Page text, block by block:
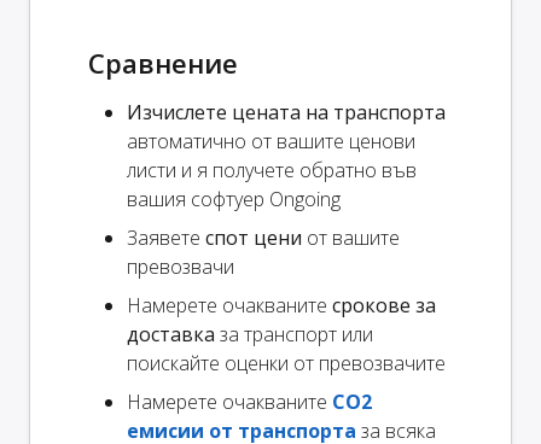
Сравнение
Изчислете цената на транспорта
автоматично от вашите ценови
листи и я получете обратно във
вашия софтуер Ongoing
Заявете спот цени от вашите
превозвачи
Намерете очакваните срокове за
доставка за транспорт или
поискайте оценки от превозвачите
Намерете очакваните CO2
емисии от транспорта за всяка